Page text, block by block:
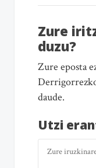
Zure
duzu?
Zure eposta
daude.
Utzi